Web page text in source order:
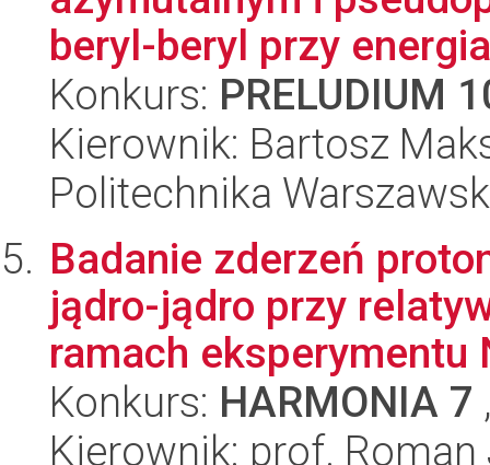
beryl-beryl przy
Konkurs: PRELUDIUM
Kierownik: Bartosz
Politechnika
Badanie zderzeń
jądro-jądro przy
ramach eksperymentu
Konkurs: HARMONIA 7
Kierownik: prof. Roman